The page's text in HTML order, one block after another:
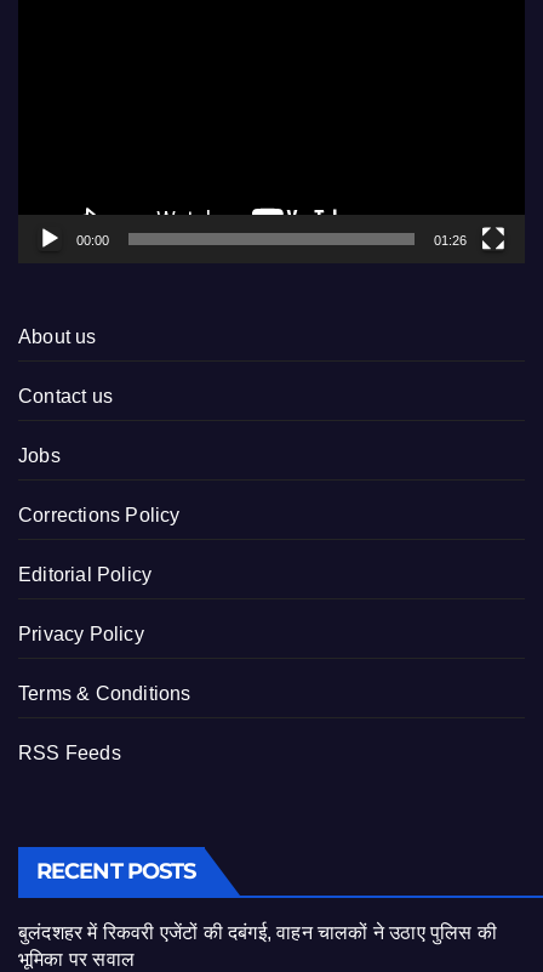
00:00 01:26
About us
Contact us
Jobs
Corrections Policy
Editorial Policy
Privacy Policy
Terms & Conditions
RSS Feeds
RECENT POSTS
बुलंदशहर में रिकवरी एजेंटों की दबंगई, वाहन चालकों ने उठाए पुलिस की
भूमिका पर सवाल